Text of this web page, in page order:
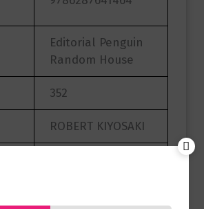
Editorial Penguin
Random House
352
ROBERT KIYOSAKI